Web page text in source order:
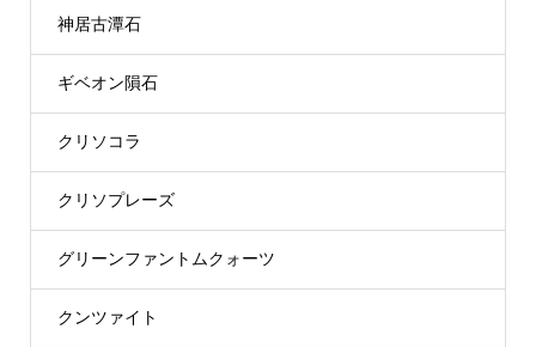
神居古潭石
ギベオン隕石
クリソコラ
クリソプレーズ
グリーンファントムクォーツ
クンツァイト